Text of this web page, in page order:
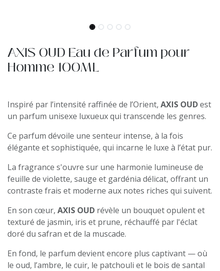
AXIS OUD Eau de Parfum pour
Homme 100ML
Inspiré par l’intensité raffinée de l’Orient, AXIS OUDest
un parfum unisexe luxueux qui transcende les genres.
Ce parfum dévoile une senteur intense, à la fois
élégante et sophistiquée, qui incarne le luxe à l’état pur.
La fragrance s'ouvre sur une harmonie lumineuse de
feuille de violette, sauge et gardénia délicat, offrant un
contraste frais et moderne aux notes riches qui suivent.
En son cœur, AXIS OUD révèle un bouquet opulent et
texturé de jasmin, iris et prune, réchauffé par l'éclat
doré du safran et de la muscade.
En fond, le parfum devient encore plus captivant — où
le oud, l’ambre, le cuir, le patchouli et le bois de santal